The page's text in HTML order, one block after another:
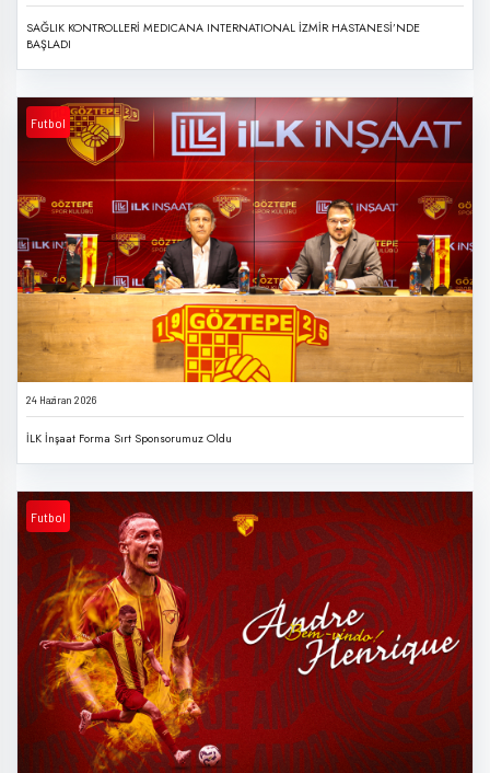
SAĞLIK KONTROLLERİ MEDICANA INTERNATIONAL İZMİR HASTANESİ’NDE
BAŞLADI
Futbol
24 Haziran 2026
İLK İnşaat Forma Sırt Sponsorumuz Oldu
Futbol